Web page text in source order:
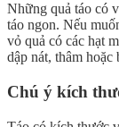
Những quả táo có
táo ngon. Nếu
vỏ quả có các hạt
dập nát, thâm hoặc
Chú ý kích